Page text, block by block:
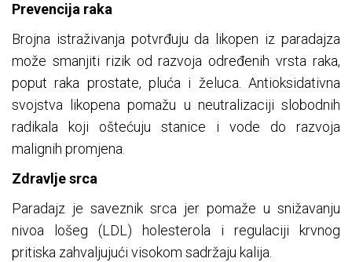
Prevencija raka
Brojna istraživanja potvrđuju da likopen iz paradajza
može smanjiti rizik od razvoja određenih vrsta raka,
poput raka prostate, pluća i želuca. Antioksidativna
svojstva likopena pomažu u neutralizaciji slobodnih
radikala koji oštećuju stanice i vode do razvoja
malignih promjena.
Zdravlje srca
Paradajz je saveznik srca jer pomaže u snižavanju
nivoa lošeg (LDL) holesterola i regulaciji krvnog
pritiska zahvaljujući visokom sadržaju kalija.